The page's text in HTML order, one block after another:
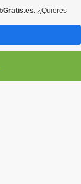
. ¿Quieres